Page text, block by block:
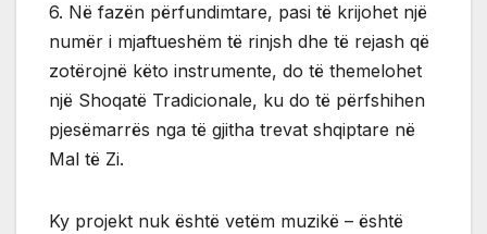
6. Në fazën përfundimtare, pasi të krijohet një
numër i mjaftueshëm të rinjsh dhe të rejash që
zotërojnë këto instrumente, do të themelohet
një Shoqatë Tradicionale, ku do të përfshihen
pjesëmarrës nga të gjitha trevat shqiptare në
Mal të Zi.
Ky projekt nuk është vetëm muzikë – është